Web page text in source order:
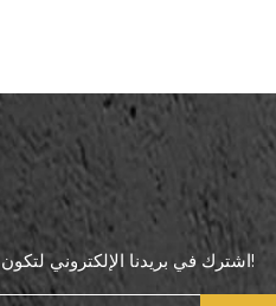
اشترك في بريدنا الإلكتروني لتكون أول من يعرف عروضنا الخاصة!